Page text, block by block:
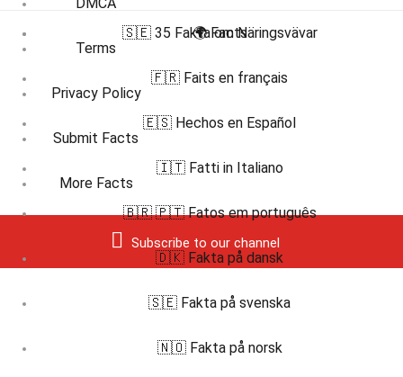
Terms
Privacy Policy
Submit Facts
More Facts
Subscribe to our channel
🇸🇪 35 Fakta om Näringsvävar
🌍 Facts
🇫🇷 Faits en français
🇪🇸 Hechos en Español
🇮🇹 Fatti in Italiano
🇧🇷 🇵🇹 Fatos em português
🇩🇰 Fakta på dansk
🇸🇪 Fakta på svenska
🇳🇴 Fakta på norsk